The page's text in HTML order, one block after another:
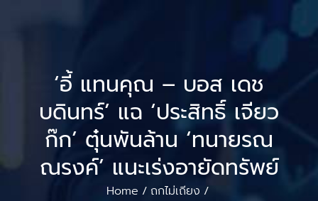
‘อี้ แทนคุณ – บอส เดช
บดินทร์’ แฉ ‘ประสิทธิ์ เจียว
ก๊ก’ ตุ๋นพันล้าน ‘ทนายรณ
ณรงค์’ แนะเร่งอายัดทรัพย์
Home / ถกไม่เถียง /